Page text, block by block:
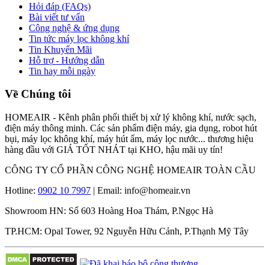
Hỏi đáp (FAQs)
Bài viết tư vấn
Công nghệ & ứng dụng
Tin tức máy lọc không khí
Tin Khuyến Mãi
Hỗ trợ - Hướng dẫn
Tin hay mỗi ngày
Về Chúng tôi
HOMEAIR - Kênh phân phối thiết bị xử lý không khí, nước sạch,
điện máy thông minh. Các sản phẩm điện máy, gia dụng, robot hút
bụi, máy lọc không khí, máy hút ẩm, máy lọc nước... thương hiệu
hàng đầu với GIÁ TỐT NHÁT tại KHO, hậu mãi uy tín!
CÔNG TY CỔ PHẦN CÔNG NGHỆ HOMEAIR TOÀN CẦU
Hotline: 0902 10 7997 | Email: info@homeair.vn
Showroom HN: Số 603 Hoàng Hoa Thám, P.Ngọc Hà
TP.HCM: Opal Tower, 92 Nguyễn Hữu Cảnh, P.Thạnh Mỹ Tây